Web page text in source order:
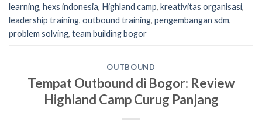
learning hexs indonesia Highland camp kreativitas organisasi
leadership training outbound training pengembangan sdm
problem solving team building bogor
OUTBOUND
Tempat Outbound di Bogor: Review
Highland Camp Curug Panjang